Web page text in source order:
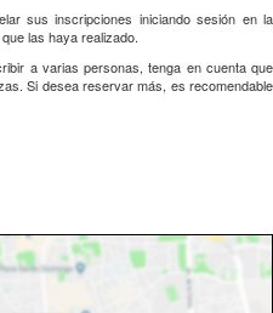
sus inscripciones iniciando sesión en la
las haya realizado.
a varias personas, tenga en cuenta que
Si desea reservar más, es recomendable